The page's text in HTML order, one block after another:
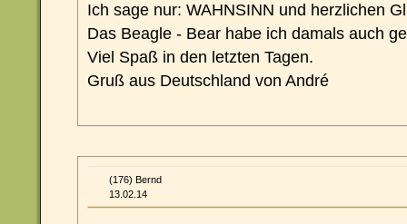
Ich sage nur: WAHNSINN und herzlichen
Das Beagle - Bear habe ich damals auch
Viel Spaß in den letzten Tagen.
Gruß aus Deutschland von André
(176) Bernd
13.02.14